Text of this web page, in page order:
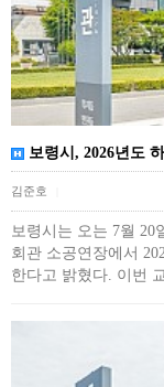
보령시, 2026년도
김준호
보령시는 오는 7월 20
회관 소공연장에서
한다고 밝혔다. 이번